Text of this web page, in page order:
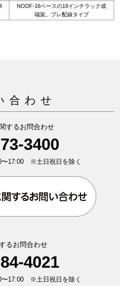
NODF-16ベースの19インチラック成
端架。プレ配線タイプ
合わせ
するお問合わせ
3400
〜17:00 ※土日祝日を除く
るお問合わせ
4021
〜17:00 ※土日祝日を除く